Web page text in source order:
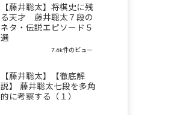
【藤井聡太】将棋史に残
る天才 藤井聡太７段の
ネタ・伝説エピソード５
選
7.6k件のビュー
【藤井聡太】【徹底解
説】 藤井聡太七段を多角
的に考察する（１）